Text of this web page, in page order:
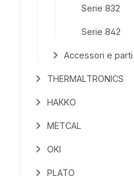
Serie 832
Serie 842
Accessori e
THERMALTRONICS
HAKKO
METCAL
OKI
PLATO